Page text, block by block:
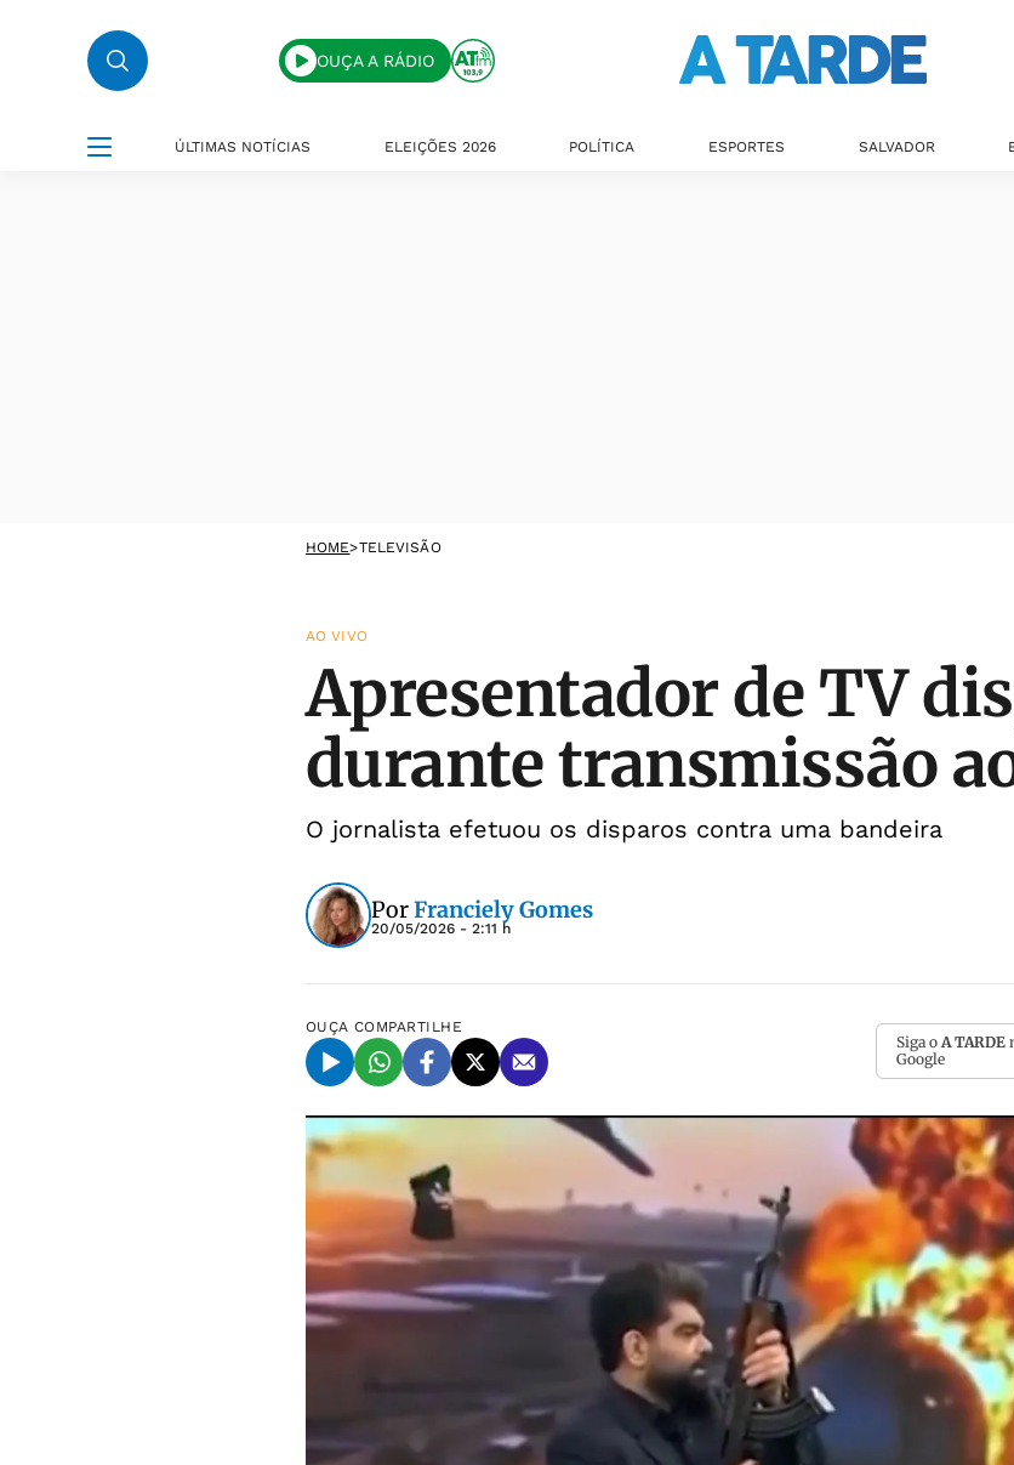
OUÇA A RÁDIO
ÚLTIMAS NOTÍCIAS ELEIÇÕES 2026 POLÍTICA ESPORTES SALVADOR
HOME>TELEVISÃO
AO VIVO
Apresentador de TV
durante transmissão
O jornalista efetuou os disparos contra uma bandeira
PorFranciely Gomes
20/05/2026 - 2:11 h
OUÇA COMPARTILHE
Siga o A TARDE
Google